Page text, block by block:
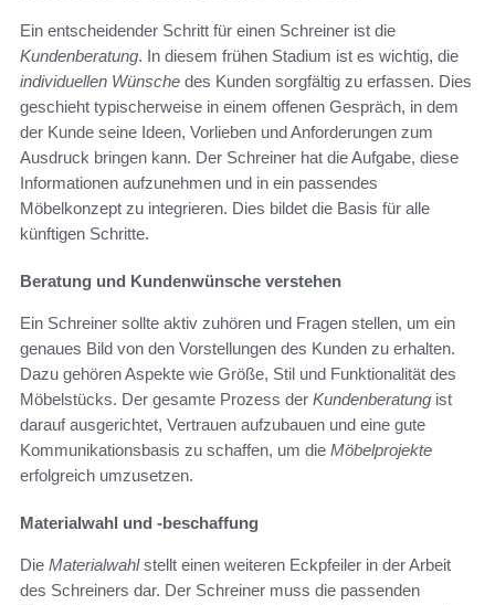
Ein entscheidender Schritt für einen Schreiner ist die
Kundenberatung. In diesem frühen Stadium ist es wichtig, die
individuellen Wünsche des Kunden sorgfältig zu erfassen. Dies
geschieht typischerweise in einem offenen Gespräch, in dem
der Kunde seine Ideen, Vorlieben und Anforderungen zum
Ausdruck bringen kann. Der Schreiner hat die Aufgabe, diese
Informationen aufzunehmen und in ein passendes
Möbelkonzept zu integrieren. Dies bildet die Basis für alle
künftigen Schritte.
Beratung und Kundenwünsche verstehen
Ein Schreiner sollte aktiv zuhören und Fragen stellen, um ein
genaues Bild von den Vorstellungen des Kunden zu erhalten.
Dazu gehören Aspekte wie Größe, Stil und Funktionalität des
Möbelstücks. Der gesamte Prozess der Kundenberatung ist
darauf ausgerichtet, Vertrauen aufzubauen und eine gute
Kommunikationsbasis zu schaffen, um die Möbelprojekte
erfolgreich umzusetzen.
Materialwahl und -beschaffung
Die Materialwahlstellt einen weiteren Eckpfeiler in der Arbeit
des Schreiners dar. Der Schreiner muss die passenden